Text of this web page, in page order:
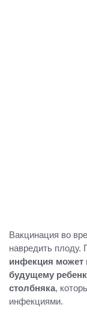
Вакцинация во
навредить плоду.
инфекция может
будущему
столбняка,
инфекциями.